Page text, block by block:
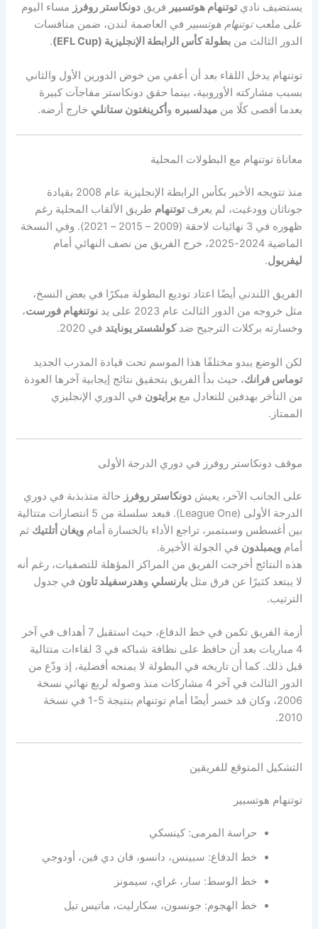
يستضيف ناديتوتنهام هوتسبير فريقدونكاستر روفرز مساء اليوم
على ملعبتوتنهام هوتسبير في العاصمة لندن، ضمن منافسات
الدور الثالث منبطولة كأس الرابطة الإنجليزية (EFL Cup) .
توتنهام يدخل اللقاء بعد أن أعفي من خوض الدورين الأول والثاني
بسبب مشاركته الأوروبية، بينما حقق دونكاستر مفاجآت كبيرة
بعدما أقصى كلًا منميدلسبره و أكرينغتون ستانلي خارج أرضه.
معاناة توتنهام مع البطولات المحلية
منذ تتويجه الأخير بكأس الرابطة الإنجليزية عام 2008 بقيادة
جوناثان وودغيت، لم يعرفتوتنهام طريق الألقاب المحلية رغم
ظهوره في 3 نهائيات لاحقة (2009 – 2015 – 2021). وفي النسخة
الماضية 2024-2025، خرج الفريق من نصف النهائي أمام
ليفربول.
الفريق اللندني أيضًا اعتاد توديع البطولة مبكرًا في بعض النسخ،
مثل خروجه من الدور الثالث عام 2023 على يد
نوتنغهام فورست،
وخسارته بركلات الترجيح ضدكولشستر يونايتد في 2020.
لكن الوضع يبدو مختلفًا هذا الموسم تحت قيادة المدرب الجديد
توماس فرانك، حيث بدأ الفريق بتحقيق نتائج إيجابية آخرها العودة
من التأخر بهدفين للتعادل معبرايتون في الدوري الإنجليزي
الممتاز.
موقف دونكاستر روفرز في دوري الدرجة الأولى
على الجانب الآخر، يعيشدونكاستر روفرز حالة متذبذبة في دوري
الدرجة الأولى (League One). فبعد سلسلة من 5 انتصارات متتالية
بين أغسطس وسبتمبر، تراجع الأداء بالخسارة أمامويغان أتلتيك ثم
أمامويمبلدون في الجولة الأخيرة.
هذه النتائج أخرجت الفريق من المراكز المؤهلة للتصفيات، رغم أنه
لا يبتعد كثيرًا عن فرق مثلبارنسلي وهدرسفيلد تاون في جدول
الترتيب.
أزمة الفريق تكمن في خط الدفاع، حيث استقبل 7 أهداف في آخر
4 مباريات بعد أن حافظ على نظافة شباكه في 3 لقاءات متتالية
قبل ذلك. كما أن تاريخه في البطولة لا يمنحه أفضلية، إذ ودّع من
الدور الثالث في آخر 4 مشاركات منذ وصوله لربع نهائي نسخة
2006، وكان قد خسر أيضًا أمام توتنهام بنتيجة 5-1 في نسخة
2010.
التشكيل المتوقع للفريقين
توتنهام هوتسبير
حراسة المرمى: كينسكي
خط الدفاع: سبينس، دانسو، فان دي فين، أودوجي
خط الوسط: سار، غراي، سيمونز
خط الهجوم: جونسون، سكارليت، ماتيس تيل